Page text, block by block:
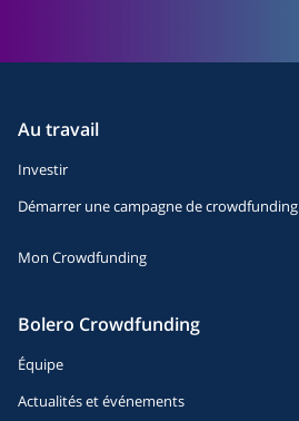
Au travail
Investir
Démarrer une campagne de crowdfunding
Mon Crowdfunding
Bolero Crowdfunding
Équipe
Actualités et événements